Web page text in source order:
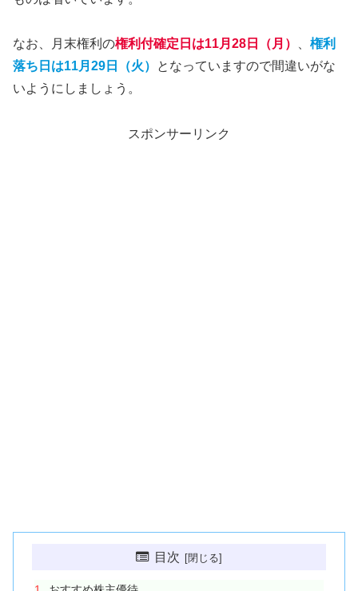
なお、月末権利の権利付確定日は11月28日（月）
権利
落ち日は11月29日（火）
となっていますので間違いがな
いようにしましょう。
スポンサーリンク
目次